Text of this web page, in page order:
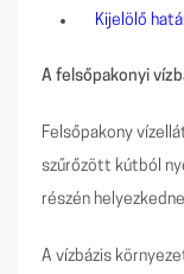
Kijelölő
A felsőpakonyi
Felsőpakony
szűrőzött kútból
részén
A vízbázis